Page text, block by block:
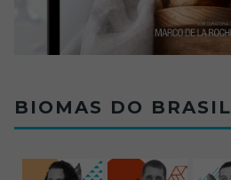
BIOMAS DO BRASIL